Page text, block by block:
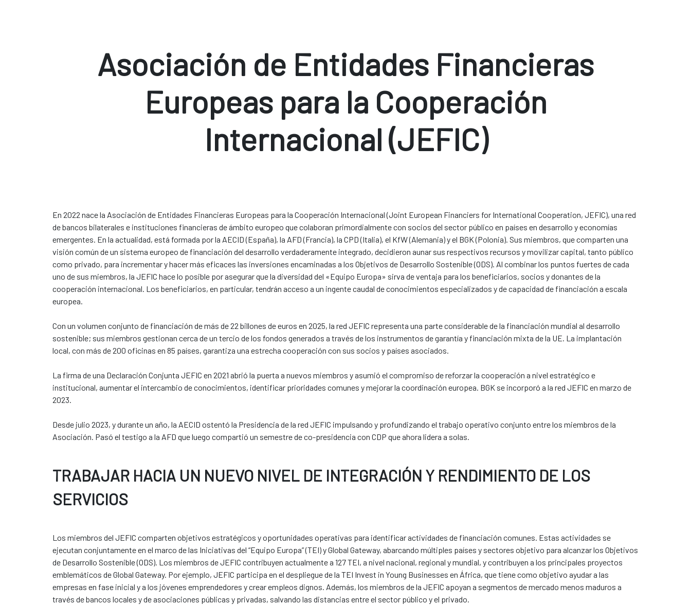
Asociación de Entidades Financieras
Europeas para la Cooperación
Internacional (JEFIC)
En 2022 nace la Asociación de Entidades Financieras Europeas para la Cooperación Internacional (Joint European Financiers for International Cooperation, JEFIC), una red
de bancos bilaterales e instituciones financieras de ámbito europeo que colaboran primordialmente con socios del sector público en países en desarrollo y economías
emergentes. En la actualidad, está formada por la AECID (España), la AFD (Francia), la CPD (Italia), el KfW (Alemania) y el BGK (Polonia). Sus miembros, que comparten una
visión común de un sistema europeo de financiación del desarrollo verdaderamente integrado, decidieron aunar sus respectivos recursos y movilizar capital, tanto público
como privado, para incrementar y hacer más eficaces las inversiones encaminadas a los Objetivos de Desarrollo Sostenible (ODS). Al combinar los puntos fuertes de cada
uno de sus miembros, la JEFIC hace lo posible por asegurar que la diversidad del «Equipo Europa» sirva de ventaja para los beneficiarios, socios y donantes de la
cooperación internacional. Los beneficiarios, en particular, tendrán acceso a un ingente caudal de conocimientos especializados y de capacidad de financiación a escala
europea.
Con un volumen conjunto de financiación de más de 22 billones de euros en 2025, la red JEFIC representa una parte considerable de la financiación mundial al desarrollo
sostenible; sus miembros gestionan cerca de un tercio de los fondos generados a través de los instrumentos de garantía y financiación mixta de la UE. La implantación
local, con más de 200 oficinas en 85 países, garantiza una estrecha cooperación con sus socios y países asociados.
La firma de una Declaración Conjunta JEFIC en 2021 abrió la puerta a nuevos miembros y asumió el compromiso de reforzar la cooperación a nivel estratégico e
institucional, aumentar el intercambio de conocimientos, identificar prioridades comunes y mejorar la coordinación europea. BGK se incorporó a la red JEFIC en marzo de
2023.
Desde julio 2023, y durante un año, la AECID ostentó la Presidencia de la red JEFIC impulsando y profundizando el trabajo operativo conjunto entre los miembros de la
Asociación. Pasó el testigo a la AFD que luego compartió un semestre de co-presidencia con CDP que ahora lidera a solas.
TRABAJAR HACIA UN NUEVO NIVEL DE INTEGRACIÓN Y RENDIMIENTO DE LOS
SERVICIOS
Los miembros del JEFIC comparten objetivos estratégicos y oportunidades operativas para identificar actividades de financiación comunes. Estas actividades se
ejecutan conjuntamente en el marco de las Iniciativas del “Equipo Europa” (TEI) y Global Gateway, abarcando múltiples países y sectores objetivo para alcanzar los Objetivos
de Desarrollo Sostenible (ODS). Los miembros de JEFIC contribuyen actualmente a 127 TEI, a nivel nacional, regional y mundial, y contribuyen a los principales proyectos
emblemáticos de Global Gateway. Por ejemplo, JEFIC participa en el despliegue de la TEI Invest in Young Businesses en África, que tiene como objetivo ayudar a las
empresas en fase inicial y a los jóvenes emprendedores y crear empleos dignos. Además, los miembros de la JEFIC apoyan a segmentos de mercado menos maduros a
través de bancos locales y de asociaciones públicas y privadas, salvando las distancias entre el sector público y el privado.